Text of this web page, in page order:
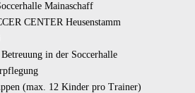
Mainaschaff
CENTER Heusenstamm
in der Soccerhalle
(max. 12 Kinder pro Trainer)